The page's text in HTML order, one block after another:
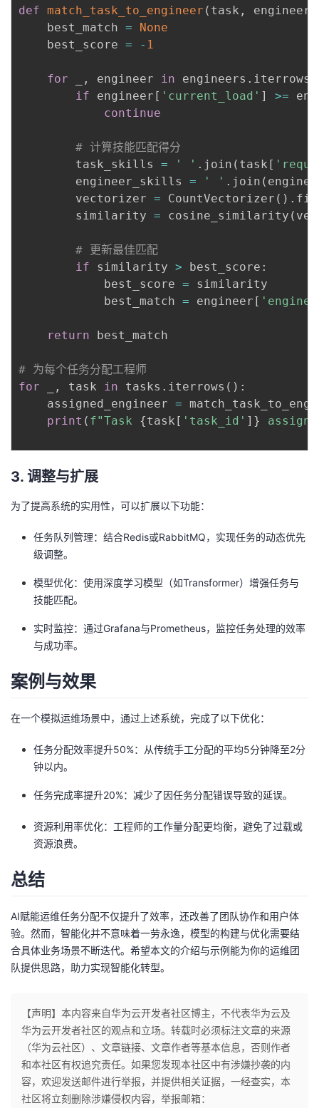
def match_task_to_engineer ( task , engineers
    best_match
=
None
    best_score
= - 1
for , engineer in engineers . iterrows
if engineer [ 'current_load' ] >=
continue
# 计算技能匹配得分
        task_skills
= ' ' . join ( task [
        engineer_skills
= ' ' . join (
        vectorizer
= CountVectorizer ( ) .
        similarity
= cosine_similarity (
# 更新最佳匹配
if similarity > best_score :
            best_score
= similarity
            best_match
= engineer [
return best_match
# 为每个任务分配工程师
for
, task in tasks . iterrows ( ) :
    assigned_engineer
=
print ( f"Task {task [ 'task_id' ] }
3. 调整与扩展
为了提高系统的实用性，可以扩展以下功能：
任务队列管理：结合Redis或RabbitMQ，实现任务的动态优先
级调整。
模型优化：使用深度学习模型（如Transformer）增强任务与
技能匹配。
实时监控：通过Grafana与Prometheus，监控任务处理的效率
与成功率。
案例与效果
在一个模拟运维场景中，通过上述系统，完成了以下优化：
任务分配效率提升50%：从传统手工分配的平均5分钟降至2分
钟以内。
任务完成率提升20%：减少了因任务分配错误导致的延误。
资源利用率优化：工程师的工作量分配更均衡，避免了过载或
资源浪费。
总结
AI赋能运维任务分配不仅提升了效率，还改善了团队协作和用户体
验。然而，智能化并不意味着一劳永逸，模型的构建与优化需要结
合具体业务场景不断迭代。希望本文的介绍与示例能为你的运维团
队提供思路，助力实现智能化转型。
【声明】本内容来自华为云开发者社区博主，不代表华为云及
华为云开发者社区的观点和立场。转载时必须标注文章的来源
（华为云社区）、文章链接、文章作者等基本信息，否则作者
和本社区有权追究责任。如果您发现本社区中有涉嫌抄袭的内
容，欢迎发送邮件进行举报，并提供相关证据，一经查实，本
社区将立刻删除涉嫌侵权内容，举报邮箱：